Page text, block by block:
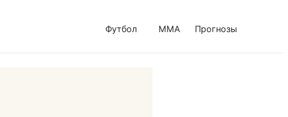
Футбол MMA Прогнозы